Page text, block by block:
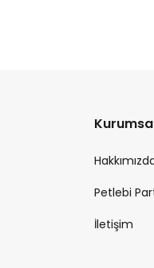
Petlebi
İletişim